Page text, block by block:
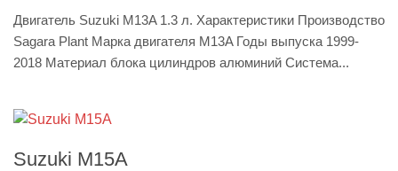
Двигатель Suzuki M13A 1.3 л. Характеристики Производство
Sagara Plant Марка двигателя M13A Годы выпуска 1999-
2018 Материал блока цилиндров алюминий Система...
Suzuki M15A